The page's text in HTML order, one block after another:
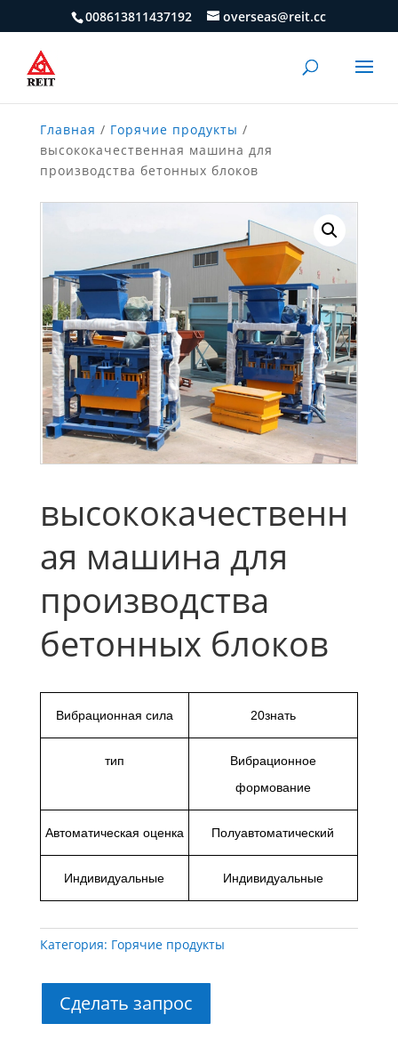
008613811437192 overseas@reit.cc
Главная / Горячие продукты /
высококачественная машина для
производства бетонных блоков
высококачественн
ая машина для
производства
бетонных блоков
Вибрационная сила 20знать
тип
Вибрационное
формование
Автоматическая оценка Полуавтоматический
Индивидуальные Индивидуальные
Категория: Горячие продукты
Сделать запрос